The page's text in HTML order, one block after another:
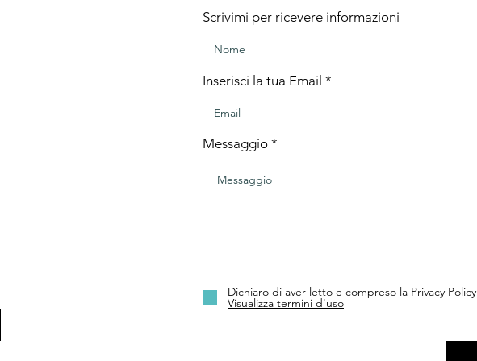
Scrivimi per ricevere informazioni
Inserisci la tua Email
Messaggio
Dichiaro di aver letto e compreso la Privacy Policy
Visualizza termini d'uso